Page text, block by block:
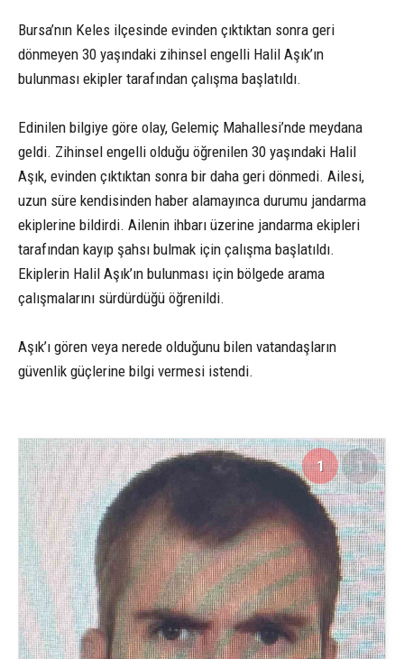
Bursa’nın Keles ilçesinde evinden çıktıktan sonra geri
dönmeyen 30 yaşındaki zihinsel engelli Halil Aşık’ın
bulunması ekipler tarafından çalışma başlatıldı.
Edinilen bilgiye göre olay, Gelemiç Mahallesi’nde meydana
geldi. Zihinsel engelli olduğu öğrenilen 30 yaşındaki Halil
Aşık, evinden çıktıktan sonra bir daha geri dönmedi. Ailesi,
uzun süre kendisinden haber alamayınca durumu jandarma
ekiplerine bildirdi. Ailenin ihbarı üzerine jandarma ekipleri
tarafından kayıp şahsı bulmak için çalışma başlatıldı.
Ekiplerin Halil Aşık’ın bulunması için bölgede arama
çalışmalarını sürdürdüğü öğrenildi.
Aşık’ı gören veya nerede olduğunu bilen vatandaşların
güvenlik güçlerine bilgi vermesi istendi.
1 1